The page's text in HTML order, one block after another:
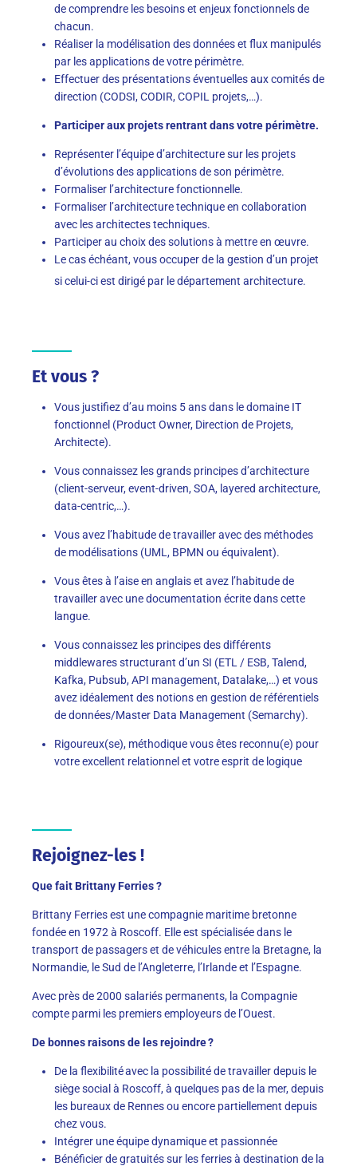
de comprendre les besoins et enjeux fonctionnels de
chacun.
Réaliser la modélisation des données et flux manipulés
par les applications de votre périmètre.
Effectuer des présentations éventuelles aux comités de
direction (CODSI, CODIR, COPIL projets,…).
Participer aux projets rentrant dans votre périmètre.
Représenter l’équipe d’architecture sur les projets
d’évolutions des applications de son périmètre.
Formaliser l’architecture fonctionnelle.
Formaliser l’architecture technique en collaboration
avec les architectes techniques.
Participer au choix des solutions à mettre en œuvre.
Le cas échéant, vous occuper de la gestion d’un projet
si celui-ci est dirigé par ledépartement architecture.
Et vous ?
Vous justifiez d’au moins 5 ans dans le domaine IT
fonctionnel (Product Owner, Direction de Projets,
Architecte).
Vous connaissez les grands principes d’architecture
(client-serveur, event-driven, SOA, layered architecture,
data-centric,…).
Vous avez l’habitude de travailler avec des méthodes
de modélisations (UML, BPMN ou équivalent).
Vous êtes à l’aise en anglais et avez l’habitude de
travailler avec une documentation écrite dans cette
langue.
Vous connaissez les principes des différents
middlewares structurant d’un SI (ETL / ESB, Talend,
Kafka, Pubsub, API management, Datalake,…) et vous
avez idéalement des notions en gestion de référentiels
de données/Master Data Management (Semarchy).
Rigoureux(se), méthodique vous êtes reconnu(e) pour
votre excellent relationnel et votre esprit de logique
Rejoignez-les !
Que fait Brittany Ferries ?
Brittany Ferries est une compagnie maritime bretonne
fondée en 1972 à Roscoff. Elle est spécialisée dans le
transport de passagers et de véhicules entre la Bretagne, la
Normandie, le Sud de l’Angleterre, l’Irlande et l’Espagne.
Avec près de 2000 salariés permanents, la Compagnie
compte parmi les premiers employeurs de l’Ouest.
De bonnes raisons de les rejoindre ?
De la flexibilité avec la possibilité de travailler depuis le
siège social à Roscoff, à quelques pas de la mer, depuis
les bureaux de Rennes ou encore partiellement depuis
chez vous.
Intégrer une équipe dynamique et passionnée
Bénéficier de gratuités sur les ferries à destination de la